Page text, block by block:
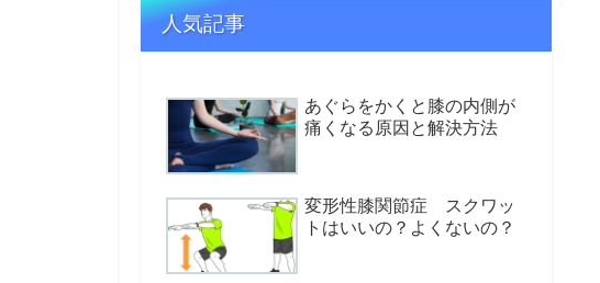
人気記事
あぐらをかくと膝の内側が
痛くなる原因と解決方法
変形性膝関節症 スクワッ
トはいいの？よくないの？